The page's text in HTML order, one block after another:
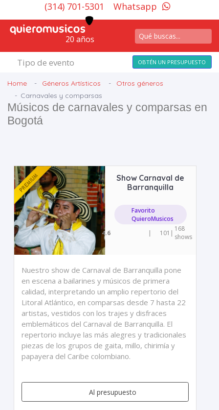
(314) 701-5301 Whatsapp
20 años
Tipo de evento OBTÉN UN PRESUPUESTO
Home Géneros Artísticos
Otros géneros
Carnavales y comparsas
Músicos de carnavales y comparsas en
Bogotá
Show Carnaval de
Barranquilla
Favorito
QuieroMusicos
4.6
| 101 | 168
shows
Nuestro show de Carnaval de Barranquilla pone
en escena a bailarines y músicos de primera
calidad, interpretando un amplio repertorio del
Litoral Atlántico, en comparsas desde 7 hasta 22
artistas, vestidos con los trajes y disfraces
emblemáticos del Carnaval de Barranquilla. El
repertorio incluye las más alegres y tradicionales
piezas de los grupos de gaita, millo, chirimía y
papayera del Caribe colombiano.
Al presupuesto